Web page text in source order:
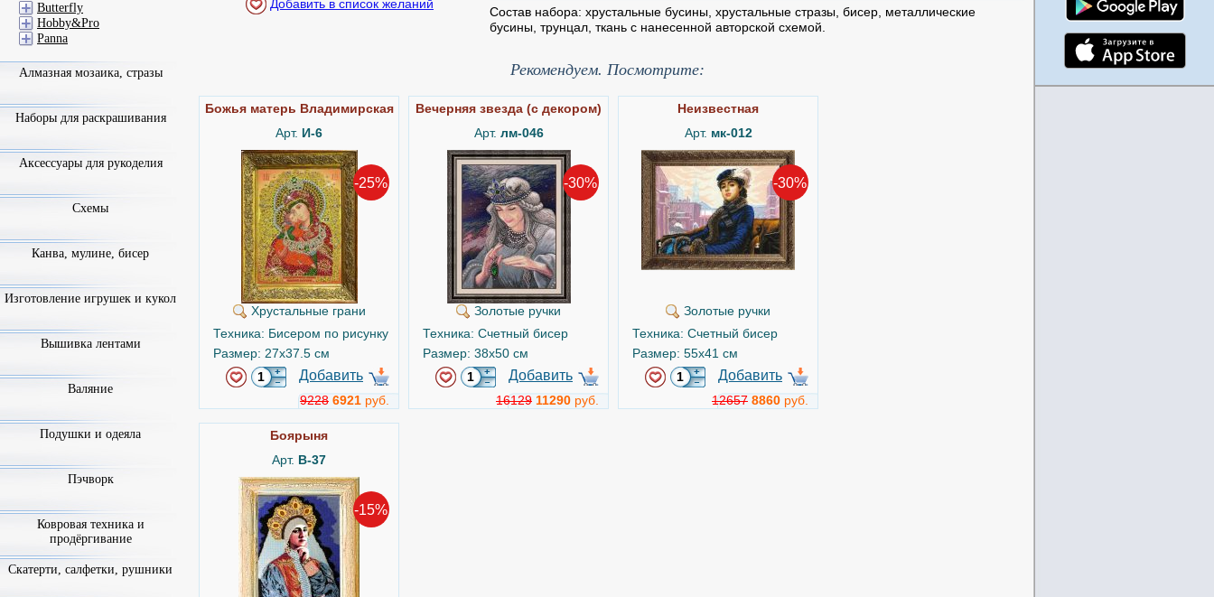
Состав набора: хрустальные бусины, хрустальные стразы, бисер, металлические
бусины, трунцал, ткань с нанесенной авторской схемой.
Рекомендуем. Посмотрите:
Божья матерь Владимирская
Арт. И-6
-25%
Хрустальные грани
Техника: Бисером по рисунку
Размер: 27x37.5 см
Добавить
9228 6921 руб.
Вечерняя звезда (с декором)
Арт. лм-046
-30%
Золотые ручки
Техника: Счетный бисер
Размер: 38x50 см
Добавить
16129 11290 руб.
Неизвестная
Арт. мк-012
-30%
Золотые ручки
Техника: Счетный бисер
Размер: 55x41 см
Добавить
12657 8860 руб.
Боярыня
Арт. B-37
-15%
Butterfly
Hobby&Pro
Panna
Алмазная мозаика, стразы
Наборы для раскрашивания
Аксессуары для рукоделия
Схемы
Канва, мулине, бисер
Изготовление игрушек и кукол
Вышивка лентами
Валяние
Подушки и одеяла
Пэчворк
Ковровая техника и
продёргивание
Скатерти, салфетки, рушники